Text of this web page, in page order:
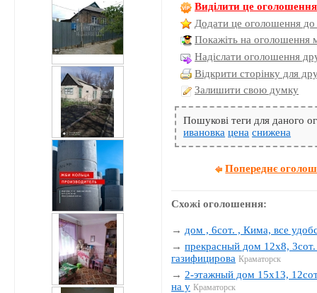
Виділити це оголошення
Додати це оголошення до
Покажіть на оголошення
Надіслати оголошення
Відкрити сторінку для
Залишити свою думку
Пошукові теги для даного
ивановка цена снижена
Попереднє
Схожі оголошення:
→ дом , 6сот. , Кима, все
→прекрасный дом 12х8,
газифицирова Краматорск
→ 2-этажный дом 15х13,
на у Краматорск